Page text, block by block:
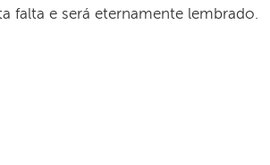
falta e será eternamente lembrado.